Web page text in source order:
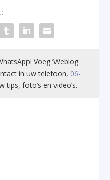
Voeg ’Weblog
in uw telefoon, 06-
tips, foto’s en video’s.